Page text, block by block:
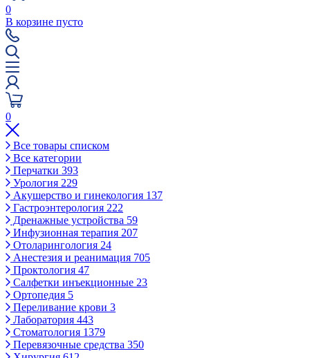
0
В корзине пусто
0
Все товары списком
Все категории
Перчатки 393
Урология 229
Акушерство и гинекология 137
Гастроэнтерология 222
Дренажные устройства 59
Инфузионная терапия 207
Отоларингология 24
Анестезия и реанимация 705
Проктология 47
Салфетки инъекционные 23
Ортопедия 5
Переливание крови 3
Лаборатория 443
Стоматология 1379
Перевязочные средства 350